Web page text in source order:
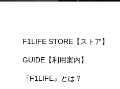
F1LIFE STORE【ストア】
GUIDE【利用案内】
『F1LIFE』とは？